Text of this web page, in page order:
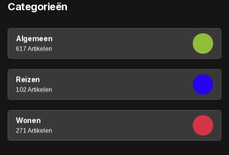
Categorieën
Algemeen
617 Artikelen
Reizen
102 Artikelen
Wonen
271 Artikelen